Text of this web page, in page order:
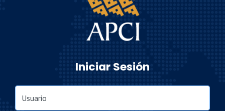
Iniciar Sesión
Usuario